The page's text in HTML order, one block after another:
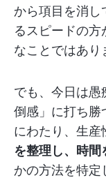
から項目を消し
るスピードの
なことではあ
でも、今日は
倒感」に打ち勝
にわたり、生産
を整理し、時間
かの方法を特定